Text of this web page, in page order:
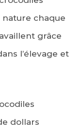
chaque
grâce
l’élevage et
dollars